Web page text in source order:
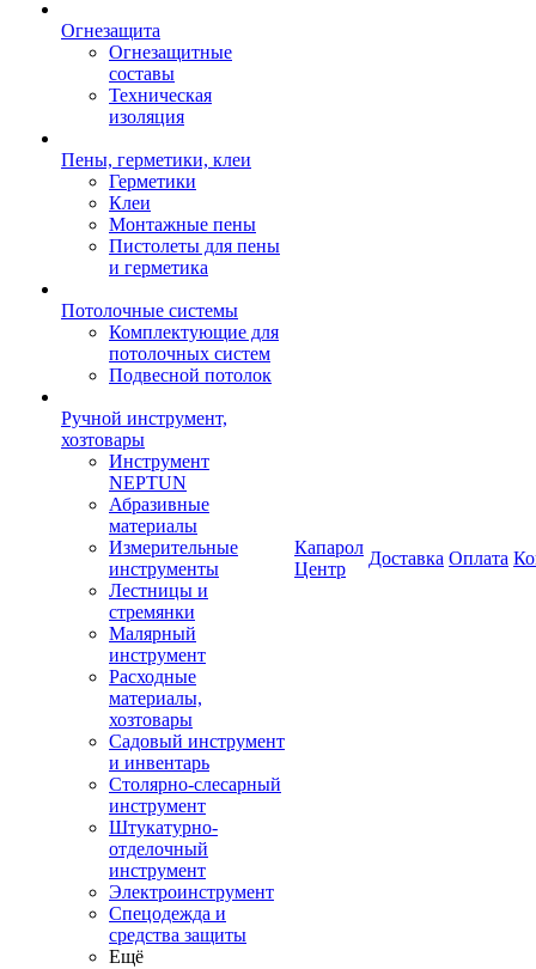
Огнезащита
Огнезащитные
составы
Техническая
изоляция
Пены, герметики, клеи
Герметики
Клеи
Монтажные пены
Пистолеты для пены
и герметика
Потолочные системы
Комплектующие для
потолочных систем
Подвесной потолок
Ручной инструмент,
хозтовары
Инструмент
NEPTUN
Абразивные
материалы
Измерительные
инструменты
Лестницы и
стремянки
Малярный
инструмент
Расходные
материалы,
хозтовары
Садовый инструмент
и инвентарь
Столярно-слесарный
инструмент
Штукатурно-
отделочный
инструмент
Электроинструмент
Спецодежда и
средства защиты
Ещё
Капарол
Центр
Доставка Оплата